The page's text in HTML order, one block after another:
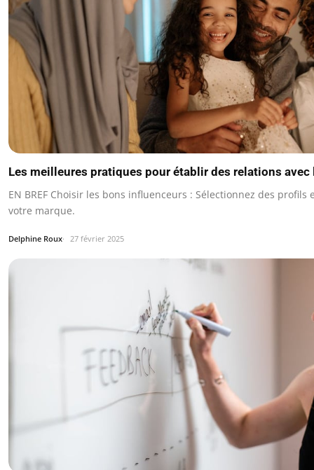
Les meilleures pratiques pour établir des relations
EN BREF Choisir les bons influenceurs : Sélectionnez des profils
votre marque.
Delphine Roux 27 février 2025